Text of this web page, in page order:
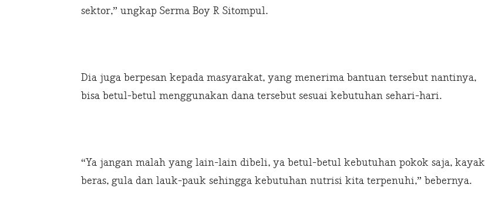
sektor,” ungkap Serma Boy R Sitompul.
Dia juga berpesan kepada masyarakat, yang menerima bantuan tersebut nantinya,
bisa betul-betul menggunakan dana tersebut sesuai kebutuhan sehari-hari.
“Ya jangan malah yang lain-lain dibeli, ya betul-betul kebutuhan pokok saja, kayak
beras, gula dan lauk-pauk sehingga kebutuhan nutrisi kita terpenuhi,” bebernya.